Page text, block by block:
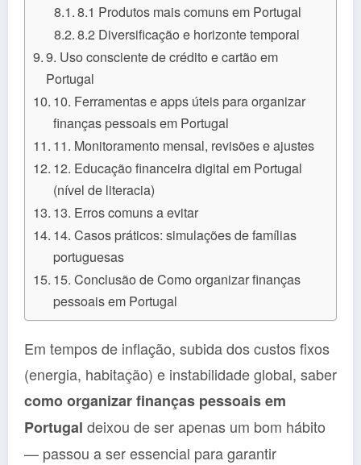
8.1 Produtos mais comuns em Portugal
8.2 Diversificação e horizonte temporal
9. Uso consciente de crédito e cartão em
Portugal
10. Ferramentas e apps úteis para organizar
finanças pessoais em Portugal
11. Monitoramento mensal, revisões e ajustes
12. Educação financeira digital em Portugal
(nível de literacia)
13. Erros comuns a evitar
14. Casos práticos: simulações de famílias
portuguesas
15. Conclusão de Como organizar finanças
pessoais em Portugal
Em tempos de inflação, subida dos custos fixos
(energia, habitação) e instabilidade global, saber
como organizar finanças pessoais em
Portugal deixou de ser apenas um bom hábito
— passou a ser essencial para garantir